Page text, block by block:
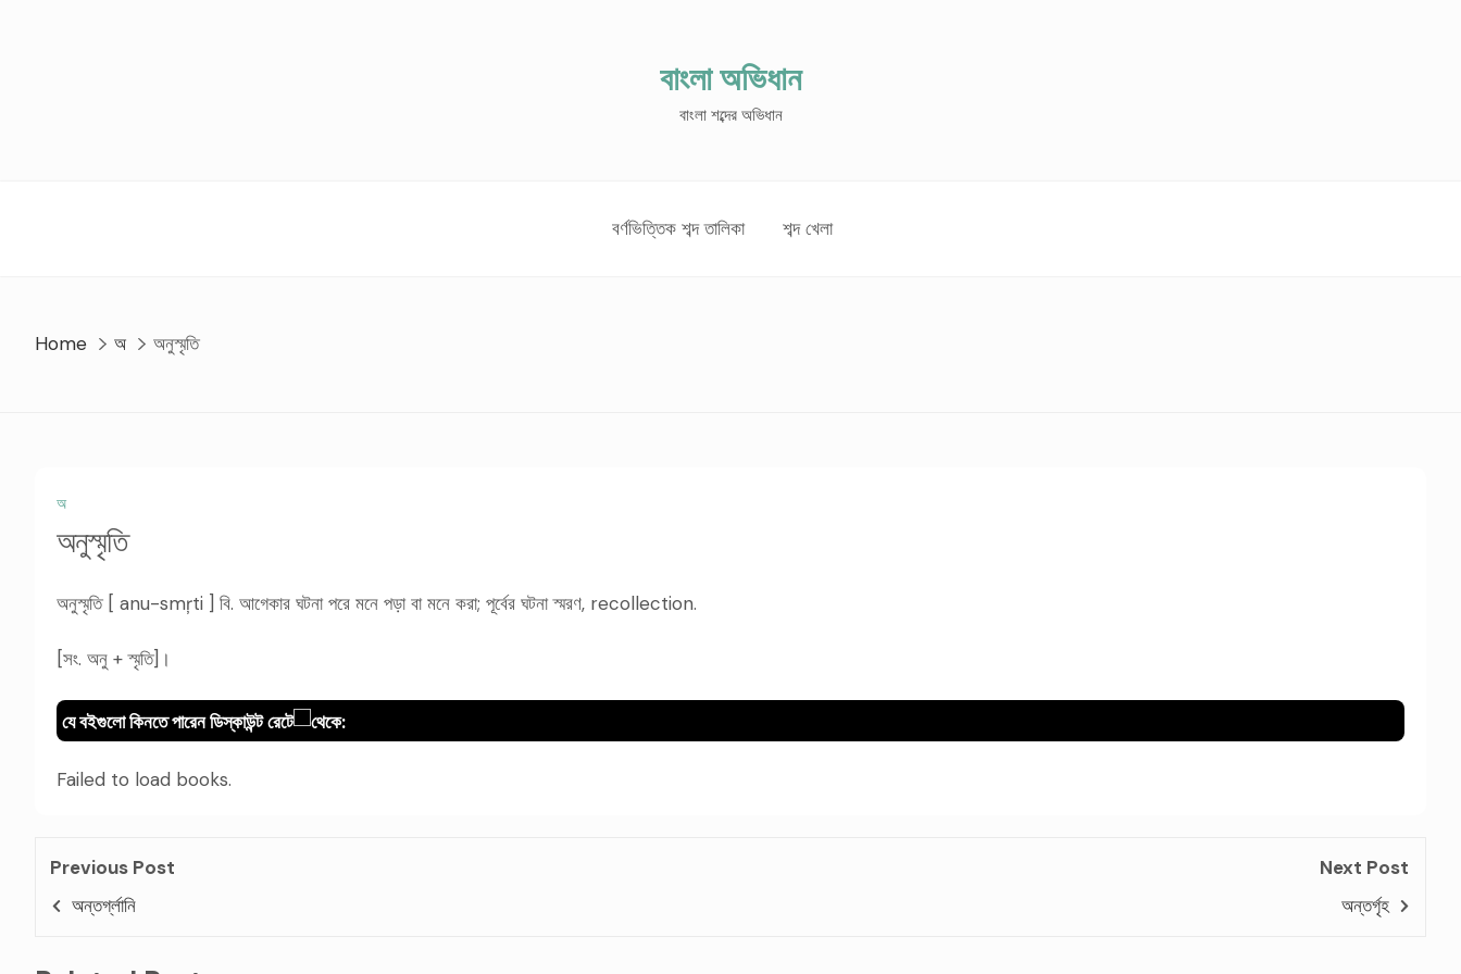
বাংলা অভিধান
বাংলা শব্দের অভিধান
বর্ণভিত্তিক শব্দ তালিকা শব্দ খেলা
Home অ অনুস্মৃতি
অ
অনুস্মৃতি
অনুস্মৃতি [ anu-smŗti ] বি. আগেকার ঘটনা পরে মনে পড়া বা মনে করা; পূর্বের ঘটনা স্মরণ, recollection.
[সং. অনু + স্মৃতি]।
যে বইগুলো কিনতে পারেন ডিস্কাউন্ট রেটে থেকে:
Failed to load books.
Previous Post
অন্তর্গ্লানি
Next Post
অন্তর্গৃহ